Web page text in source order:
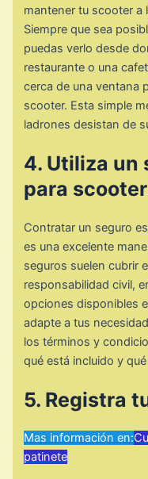
mantener tu scooter a
Siempre que sea
puedas verlo desde
restaurante o una
cerca de una ventana
scooter. Esta simple
ladrones desistan de
4. Utiliza un
para
Contratar un seguro
es una excelente
seguros suelen cubrir
responsabilidad civil,
opciones disponibles
adapte a tus
los términos y
qué está incluido y
5. Registra
Mas información en:
patinete